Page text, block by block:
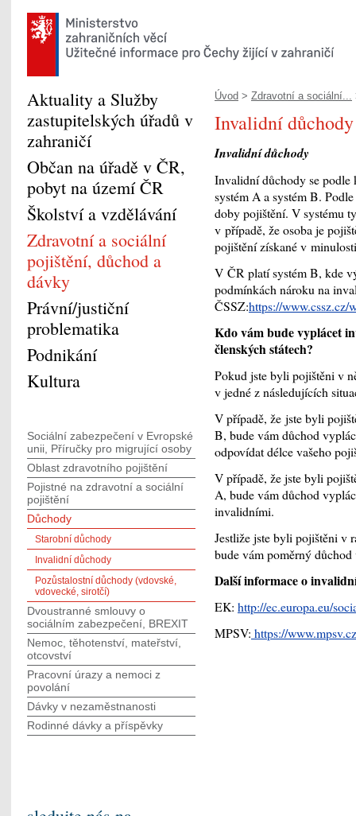
Úvod > Zdravotní a sociální...
Invalidní důchody
Invalidní důchody
Invalidní důchody se
systém A a systém B.
doby pojištění. V systému
v případě, že osoba je
pojištění získané v
V ČR platí systém B, kde
podmínkách nároku na
ČSSZ:https://
Kdo vám bude vyplácet
členských státech?
Pokud jste byli pojištěni v
v jedné z následujících
V případě, že jste byli
B, bude vám důchod
odpovídat délce vašeho
V případě, že jste byli
A, bude vám důchod
invalidními.
Jestliže jste byli pojištěni v
bude vám poměrný
Další informace o
EK: http://ec.europa.eu/
MPSV: https://
Aktuality a Služby
zastupitelských úřadů v
zahraničí
Občan na úřadě v ČR,
pobyt na území ČR
Školství a vzdělávání
Zdravotní a sociální
pojištění, důchod a
dávky
Právní/justiční
problematika
Podnikání
Kultura
Sociální zabezpečení v Evropské
unii, Příručky pro migrující osoby
Oblast zdravotního pojištění
Pojistné na zdravotní a sociální
pojištění
Důchody
Starobní důchody
Invalidní důchody
Pozůstalostní důchody (vdovské,
vdovecké, sirotčí)
Dvoustranné smlouvy o
sociálním zabezpečení, BREXIT
Nemoc, těhotenství, mateřství,
otcovství
Pracovní úrazy a nemoci z
povolání
Dávky v nezaměstnanosti
Rodinné dávky a příspěvky